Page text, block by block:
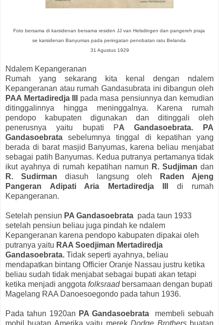
Foto bersama di karsidenan bersama residen JJ van Helsdingen dan pangereh praja
se karsidenan Banyumas pada peringatan penobatan ratu Belanda
31 Agustus 1929
Ndalem Kepangeranan
Rumah yang sekarang kita kenal dengan ndalem
Kepangeranan atau rumah Gandasubrata ini dibangun oleh
PAA Mertadiredja III
pada masa pensiunnya dan kemudian
ditinggalinnya hingga meninggalnya. Karena rumah
pendopo kabupaten digunakan dan ditinggali oleh
penerusnya yaitu bupati PA Gandasoebrata. PA
Gandasoebrata sebelumnya tinggal di kepatihan yang
berada di barat masjid Banyumas, karena beliau menjabat
sebagai patih Banyumas. Kedua putranya pertamanya tidak
ikut ayahnya di rumah kepatihan namun R. Sudjiman dan
R. Sudirman diasuh langsung oleh
Raden Ajeng
Pangeran Adipati Aria Mertadiredja III
di rumah
Kepangeranan.
Setelah pensiun PA Gandasoebrata pada taun 1933
setelah pensiun beliau juga pindah ke ndalem
Kepangeranan karena pendopo kabupaten dipakai oleh
putranya yaitu RAA Soedjiman Mertadiredja
Gandasoebrata. Tidak seperti ayahnya, beliau
mendapatkan bintang Officier Oranje Nassau justru ketika
beliau sudah tidak menjabat sebagai bupati akan tetapi
ketika menjadi anggota folksraad bersamaan dengan bupati
Magelang RAA Danoesoegondo pada tahun 1936.
Pada tahun 1920an PA Gandasoebrata membeli sebuah
mobil buatan Amerika yaitu merekDodge Brothersbuatan